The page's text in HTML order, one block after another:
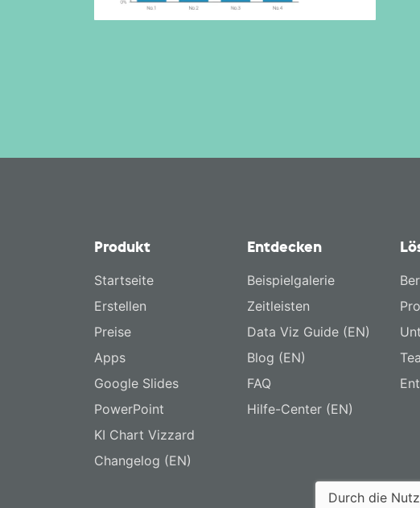
Produkt
Startseite
Erstellen
Preise
Apps
Google Slides
PowerPoint
KI Chart Vizzard
Changelog (EN)
Entdecken
Beispielgalerie
Zeitleisten
Data Viz Guide (EN)
Blog (EN)
FAQ
Hilfe-Center (EN)
Durch die